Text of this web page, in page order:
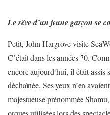
Le rêve d’un jeune garçon se
Petit, John Hargrove visite
C’était dans les années 70.
encore aujourd’hui, il était assis
déchaînée. Ses yeux n’en
majestueuse prénommée
orques utilisées lors des